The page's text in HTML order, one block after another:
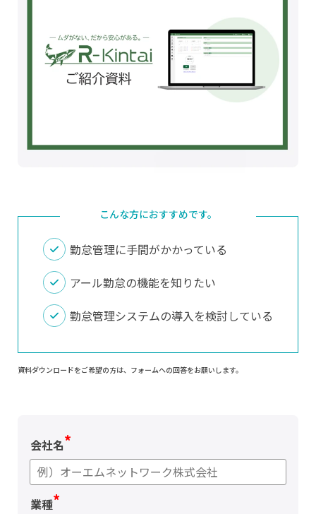
こんな方におすすめです。
勤怠管理に手間がかかっている
アール勤怠の機能を知りたい
勤怠管理システムの導入を検討している
資料ダウンロードをご希望の方は、フォームへの回答をお願いします。
*
会社名
*
業種